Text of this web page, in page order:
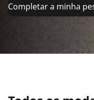
Completar a minha